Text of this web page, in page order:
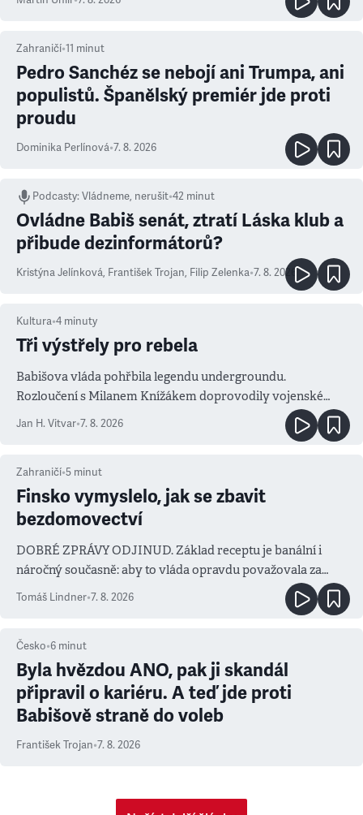
Zahraničí•11 minut
Pedro Sanchéz se nebojí ani Trumpa, ani
populistů. Španělský premiér jde proti
proudu
Dominika Perlínová•7. 8. 2026
Podcasty:Vládneme, nerušit•42 minut
Ovládne Babiš senát, ztratí Láska klub a
přibude dezinformátorů?
Kristýna Jelínková, František Trojan, Filip Zelenka•7. 8. 2026
Kultura•4 minuty
Tři výstřely pro rebela
Babišova vláda pohřbila legendu undergroundu.
Rozloučení s Milanem Knížákem doprovodily vojenské
salvy i kritika pokrokářů
Jan H. Vitvar•7. 8. 2026
Zahraničí•5 minut
Finsko vymyslelo, jak se zbavit
bezdomovectví
DOBRÉ ZPRÁVY ODJINUD. Základ receptu je banální i
náročný současně: aby to vláda opravdu považovala za
prioritu
Tomáš Lindner•7. 8. 2026
Česko•6 minut
Byla hvězdou ANO, pak ji skandál
připravil o kariéru. A teď jde proti
Babišově straně do voleb
František Trojan•7. 8. 2026